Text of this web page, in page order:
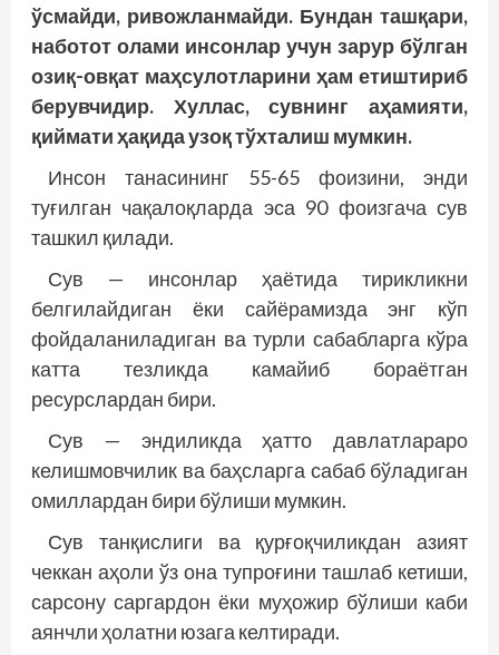
ўсмайди, ривожланмайди. Бундан ташқари,
наботот олами инсонлар учун зарур бўлган
озиқ-овқат маҳсулотларини ҳам етиштириб
берувчидир. Хуллас, сувнинг аҳамияти,
қиймати ҳақида узоқ тўхталиш мумкин.
Инсон танасининг 55-65 фоизини, энди
туғилган чақалоқларда эса 90 фоизгача сув
ташкил қилади.
Сув — инсонлар ҳаётида тирикликни
белгилайдиган ёки сайёрамизда энг кўп
фойдаланиладиган ва турли сабабларга кўра
катта тезликда камайиб бораётган
ресурслардан бири.
Сув — эндиликда ҳатто давлатлараро
келишмовчилик ва баҳсларга сабаб бўладиган
омиллардан бири бўлиши мумкин.
Сув танқислиги ва қурғоқчиликдан азият
чеккан аҳоли ўз она тупроғини ташлаб кетиши,
сарсону саргардон ёки муҳожир бўлиши каби
аянчли ҳолатни юзага келтиради.